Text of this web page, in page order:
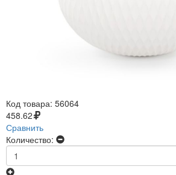
Код товара: 56064
458.62
Сравнить
Количество: